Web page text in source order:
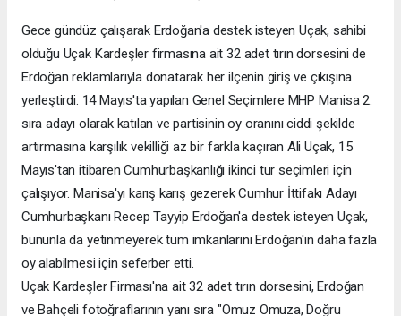
Gece gündüz çalışarak Erdoğan'a destek isteyen Uçak, sahibi
olduğu Uçak Kardeşler firmasına ait 32 adet tırın dorsesini de
Erdoğan reklamlarıyla donatarak her ilçenin giriş ve çıkışına
yerleştirdi. 14 Mayıs'ta yapılan Genel Seçimlere MHP Manisa 2.
sıra adayı olarak katılan ve partisinin oy oranını ciddi şekilde
artırmasına karşılık vekilliği az bir farkla kaçıran Ali Uçak, 15
Mayıs'tan itibaren Cumhurbaşkanlığı ikinci tur seçimleri için
çalışıyor. Manisa'yı karış karış gezerek Cumhur İttifakı Adayı
Cumhurbaşkanı Recep Tayyip Erdoğan'a destek isteyen Uçak,
bununla da yetinmeyerek tüm imkanlarını Erdoğan'ın daha fazla
oy alabilmesi için seferber etti.
Uçak Kardeşler Firması'na ait 32 adet tırın dorsesini, Erdoğan
ve Bahçeli fotoğraflarının yanı sıra "Omuz Omuza, Doğru